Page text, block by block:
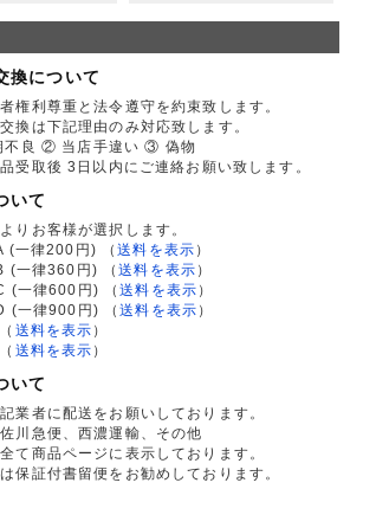
換について
権利尊重と法令遵守を約束致します。
換は下記理由のみ対応致します。
不良 ② 当店手違い ③ 偽物
受取後 3日以内にご連絡お願い致します。
いて
りお客様が選択します。
(一律200円)
（送料を表示 ）
(一律360円)
（送料を表示 ）
(一律600円)
（送料を表示 ）
(一律900円)
（送料を表示 ）
（ 送料を表示 ）
（ 送料を表示 ）
いて
業者に配送をお願いしております。
佐川急便、西濃運輸、その他
て商品ページに表示しております。
保証付書留便をお勧めしております。